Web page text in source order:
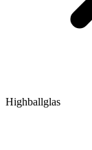
Highballglas